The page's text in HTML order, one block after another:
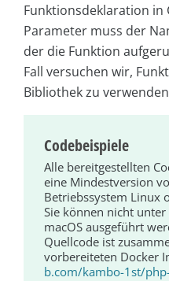
Funktionsdeklaration in
Parameter muss der
der die Funktion
Fall versuchen wir,
Bibliothek zu
Codebeispiele
Alle bereitgestellten
eine Mindestversion
Betriebssystem Linux
Sie können nicht
macOS ausgeführt
Quellcode ist
vorbereiteten Docker
b.com/kambo-1st/